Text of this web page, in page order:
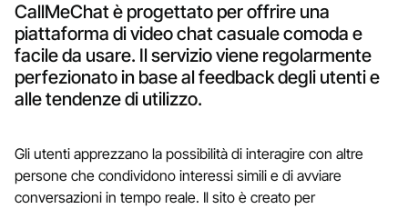
CallMeChat è progettato per offrire una
piattaforma di video chat casuale comoda e
facile da usare. Il servizio viene regolarmente
perfezionato in base al feedback degli utenti e
alle tendenze di utilizzo.
Gli utenti apprezzano la possibilità di interagire con altre
persone che condividono interessi simili e di avviare
conversazioni in tempo reale. Il sito è creato per